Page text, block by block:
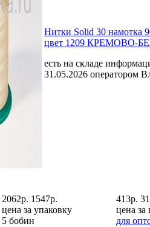
Нитки Solid 30 намотка
цвет 1209 КРЕМОВО-
есть на складе
31.05.2026 оператором
2062р. 1547р.
цена за упаковку
5 бобин
413р.
цена за
для